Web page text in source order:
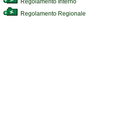
Regolamento Interno
Regolamento Regionale